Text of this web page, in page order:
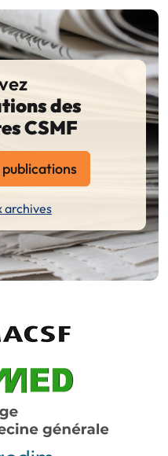
des
CSMF
archives